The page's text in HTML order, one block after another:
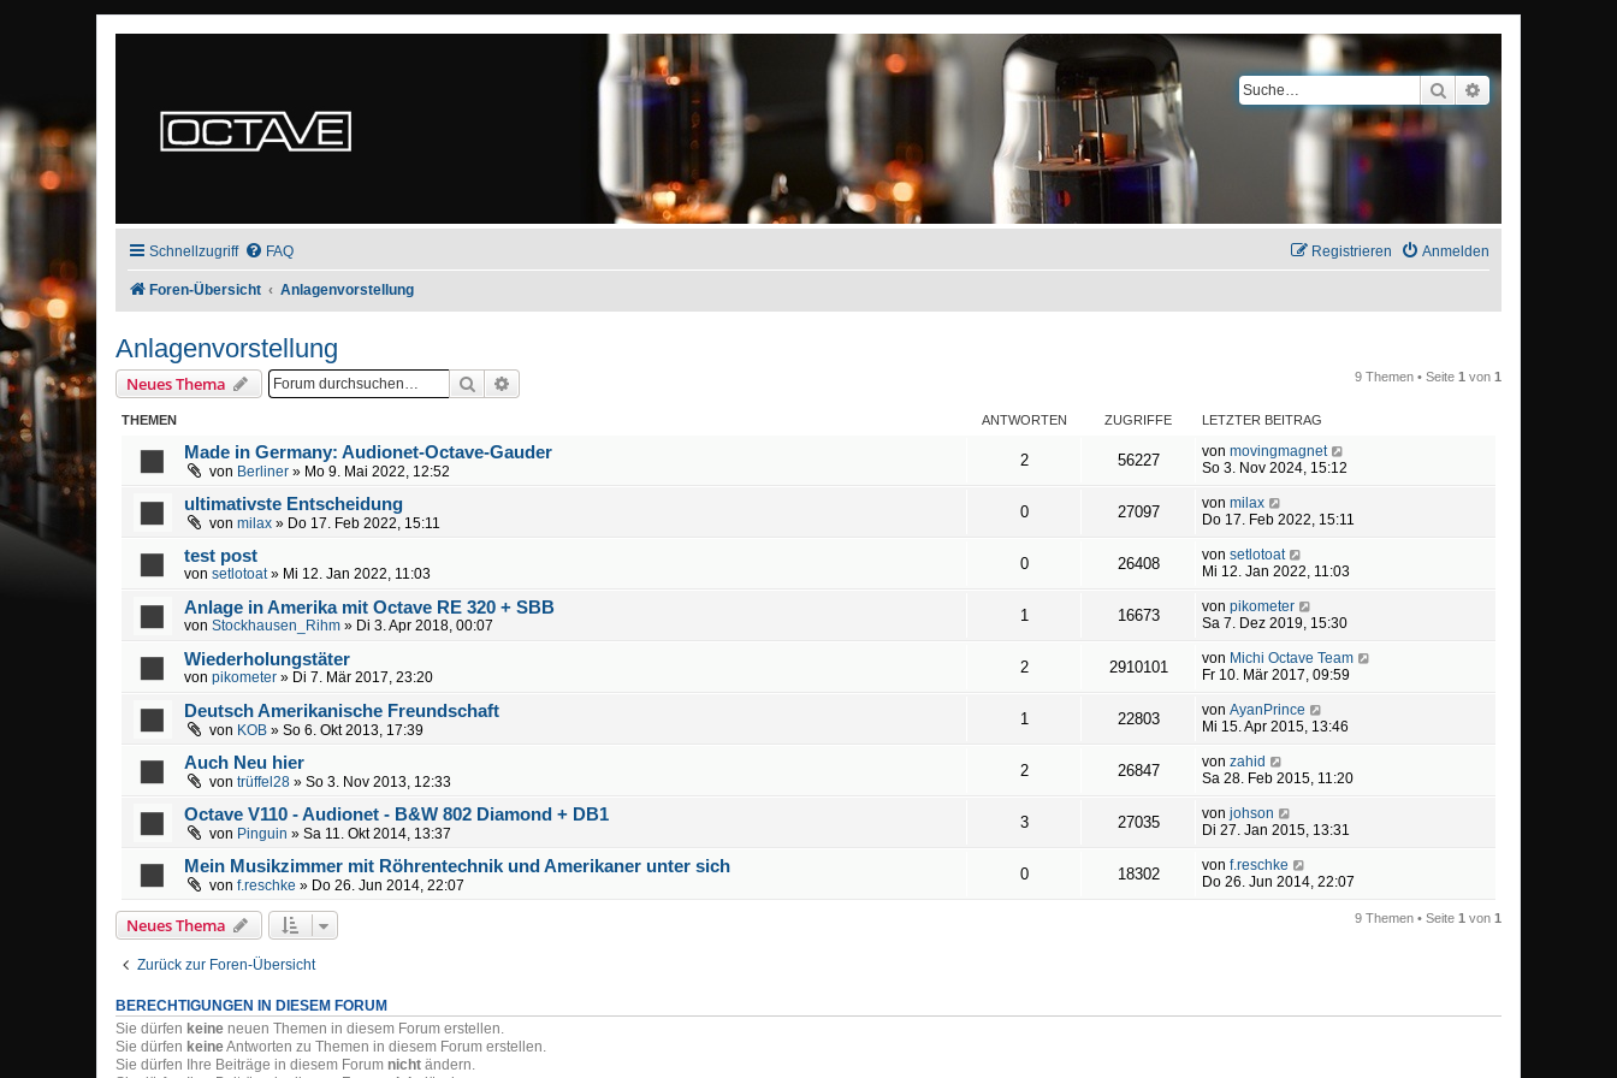
Suche
Schnellzugriff FAQ Anmelden
Registrieren
Foren-Übersicht Anlagenvorstellung
Anlagenvorstellung
Neues Thema Suche 9 Themen • Seite 1 von 1
THEMEN ANTWORTEN ZUGRIFFE LETZTER BEITRAG
Made in Germany: Audionet-Octave-Gauder
von Berliner » Mo 9. Mai 2022, 12:52
2 56227 von movingmagnet
So 3. Nov 2024, 15:12
ultimativste Entscheidung
von milax » Do 17. Feb 2022, 15:11
0 27097 von milax
Do 17. Feb 2022, 15:11
test post
von setlotoat» Mi 12. Jan 2022, 11:03
0 26408 von setlotoat
Mi 12. Jan 2022, 11:03
Anlage in Amerika mit Octave RE 320 + SBB
von Stockhausen_Rihm » Di 3. Apr 2018, 00:07
1 16673 von pikometer
Sa 7. Dez 2019, 15:30
Wiederholungstäter
von pikometer » Di 7. Mär 2017, 23:20
2 2910101 von Michi Octave Team
Fr 10. Mär 2017, 09:59
Deutsch Amerikanische Freundschaft
von KOB » So 6. Okt 2013, 17:39
1 22803 von AyanPrince
Mi 15. Apr 2015, 13:46
Auch Neu hier
von trüffel28 » So 3. Nov 2013, 12:33
2 26847 von zahid
Sa 28. Feb 2015, 11:20
Octave V110 - Audionet - B&W 802 Diamond + DB1
von Pinguin » Sa 11. Okt 2014, 13:37
3 27035 von johson
Di 27. Jan 2015, 13:31
Mein Musikzimmer mit Röhrentechnik und Amerikaner unter sich
von f.reschke » Do 26. Jun 2014, 22:07
0 18302 von f.reschke
Do 26. Jun 2014, 22:07
Neues Thema 9 Themen • Seite 1 von 1
Zurück zur Foren-Übersicht
BERECHTIGUNGEN IN DIESEM FORUM
Sie dürfen keine neuen Themen in diesem Forum erstellen.
Sie dürfen keineAntworten zu Themen in diesem Forum erstellen.
Sie dürfen Ihre Beiträge in diesem Forum nicht ändern.